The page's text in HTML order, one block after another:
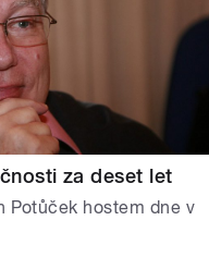
za deset let
Potůček hostem dne v